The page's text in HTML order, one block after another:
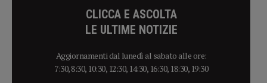
CLICCA E ASCOLTA
LE ULTIME NOTIZIE
Aggiornamenti dal lunedì al sabato alle ore:
7:30, 8:30, 10:30, 12:30, 14:30, 16:30, 18:30, 19:30